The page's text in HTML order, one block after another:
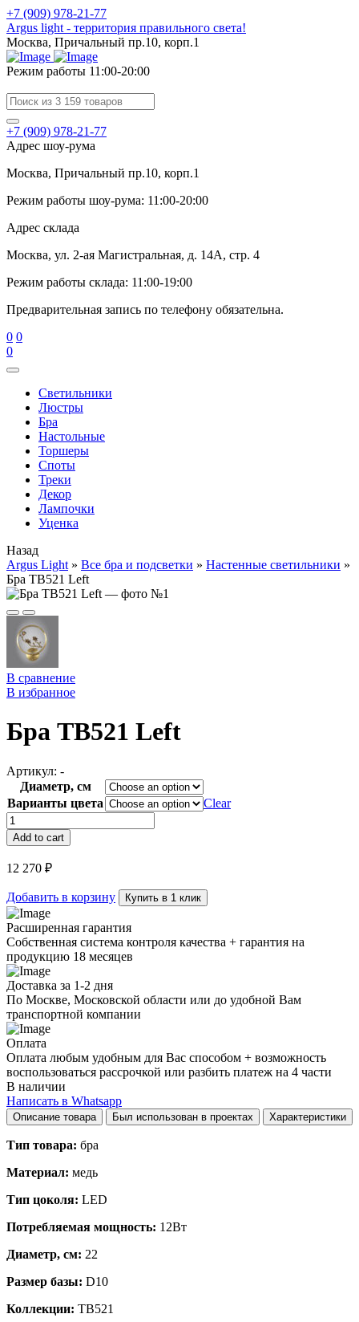
+7 (909) 978-21-77
Argus light - территория правильного света!
Москва, Причальный пр.10, корп.1
Режим работы 11:00-20:00
+7 (909) 978-21-77
Адрес шоу-рума
Москва, Причальный пр.10, корп.1
Режим работы шоу-рума: 11:00-20:00
Адрес склада
Москва, ул. 2-ая Магистральная, д. 14А, стр. 4
Режим работы склада: 11:00-19:00
Предварительная запись по телефону обязательна.
0 0
0
Cветильники
Люстры
Бра
Настольные
Торшеры
Споты
Треки
Декор
Лампочки
Уценка
Назад
Argus Light » Все бра и подсветки » Настенные светильники »
Бра TB521 Left
В сравнение
В избранное
Бра TB521 Left
Артикул: -
Диаметр, см
Варианты цвета
Clear
Бра
TB521
Left
quantity
Add to cart
12 270 ₽
Добавить в корзину Купить в 1 клик
Расширенная гарантия
Собственная система контроля качества + гарантия на
продукцию 18 месяцев
Доставка за 1-2 дня
По Москве, Московской области или до удобной Вам
транспортной компании
Оплата
Оплата любым удобным для Вас способом + возможность
воспользоваться рассрочкой или разбить платеж на 4 части
В наличии
Написать в Whatsapp
Описание товара Был использован в проектах Характеристики
Тип товара: бра
Материал: медь
Тип цоколя: LED
Потребляемая мощность: 12Вт
Диаметр, см: 22
Размер базы: D10
Коллекции: TB521